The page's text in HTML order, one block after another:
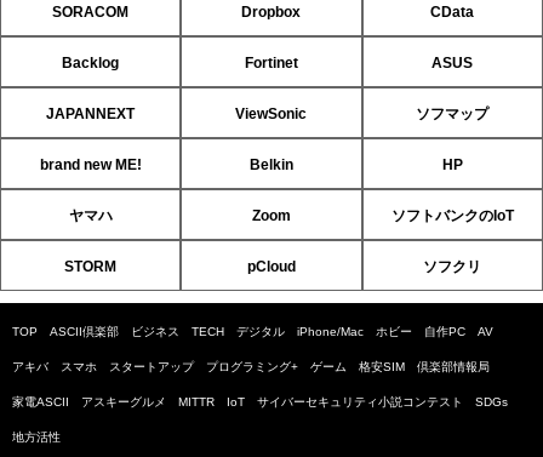
SORACOM Dropbox CData
Backlog Fortinet ASUS
JAPANNEXT ViewSonic ソフマップ
brand new ME! Belkin HP
ヤマハ Zoom ソフトバンクのIoT
STORM pCloud ソフクリ
TOP ASCII倶楽部 ビジネス TECH デジタル iPhone/Mac ホビー 自作PC AV
アキバ スマホ スタートアップ プログラミング+ ゲーム 格安SIM 倶楽部情報局
家電ASCII アスキーグルメ MITTR IoT サイバーセキュリティ小説コンテスト SDGs
地方活性